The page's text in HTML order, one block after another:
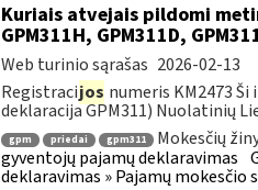
Kuriais atvejais pildomi
GPM311H, GPM311D,
Web turinio sąrašas 2026-02-13
Registracijos numeris KM2473
deklaracija GPM311) Nuolatinių
gpm priedai gpm311 Mokesčių
gyventojų pajamų deklaravimas
deklaravimas » Pajamų